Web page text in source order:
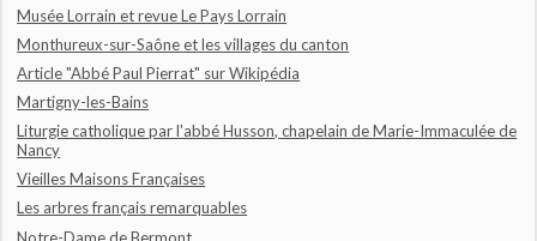
Musée Lorrain et revue Le Pays Lorrain
Monthureux-sur-Saône et les villages du canton
Article "Abbé Paul Pierrat" sur Wikipédia
Martigny-les-Bains
Liturgie catholique par l'abbé Husson, chapelain de Marie-Immaculée de
Nancy
Vieilles Maisons Françaises
Les arbres français remarquables
Notre-Dame de Bermont